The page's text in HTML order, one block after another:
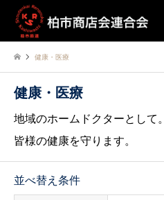
健康・医療
健康・医療
地域のホームドクターとして。
皆様の健康を守ります。
並べ替え条件